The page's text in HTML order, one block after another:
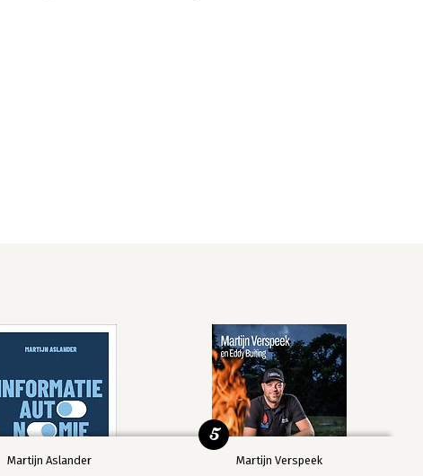
Martijn Aslander Martijn Verspeek
5